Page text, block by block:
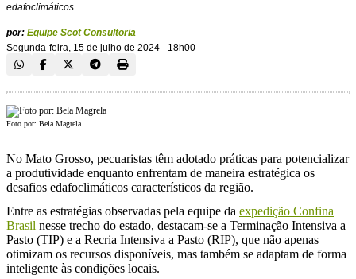
edafoclimáticos.
por: Equipe Scot Consultoria
Segunda-feira, 15 de julho de 2024 - 18h00
Foto por: Bela Magrela
No Mato Grosso, pecuaristas têm adotado práticas para potencializar
a produtividade enquanto enfrentam de maneira estratégica os
desafios edafoclimáticos característicos da região.
Entre as estratégias observadas pela equipe da expedição Confina
Brasil nesse trecho do estado, destacam-se a Terminação Intensiva a
Pasto (TIP) e a Recria Intensiva a Pasto (RIP), que não apenas
otimizam os recursos disponíveis, mas também se adaptam de forma
inteligente às condições locais.